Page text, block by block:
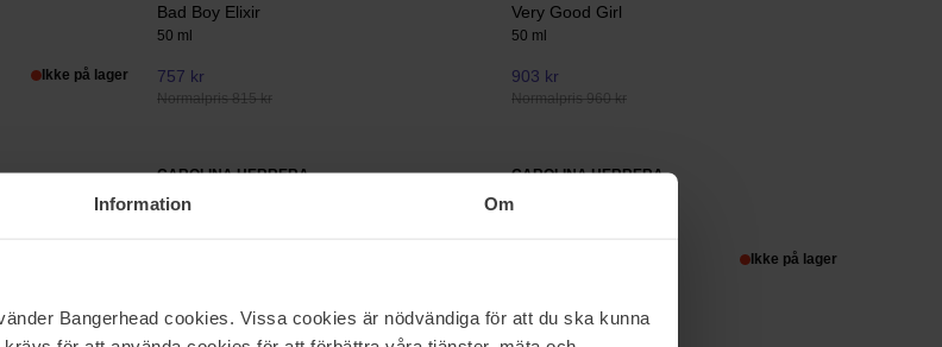
Information Om
Bangerhead cookies. Vissa cookies är nödvändiga för att du ska kunna
Ikke på lager
Bad Boy Elixir
50 ml
757 kr
Normalpris 815 kr
Very Good Girl
50 ml
903 kr
Normalpris 960 kr
CAROLINA HERRERA
Bad Boy
CAROLINA HERRERA
Ikke på lager